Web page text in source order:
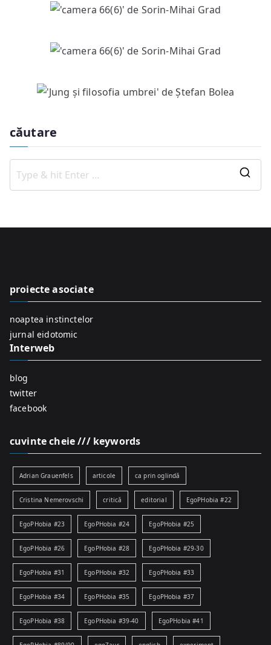
căutare
o
proiecte asociate
noaptea instinctelor
jurnal eidotomic
Interweb
blog
twitter
facebook
cuvinte cheie /// keywords
Adrian Grauenfels articole ca prin oglindă
Cristina Nemerovschi critică editorial EgoPHobia #22
EgoPHobia #23 EgoPHobia #24 EgoPHobia #25
EgoPHobia #26 EgoPHobia #28 EgoPHobia #29-30
EgoPHobia #31 EgoPHobia #32 EgoPHobia #33
EgoPHobia #34 EgoPHobia #35 EgoPHobia #37
EgoPHobia #38 EgoPHobia #39-40 EgoPHobia #41